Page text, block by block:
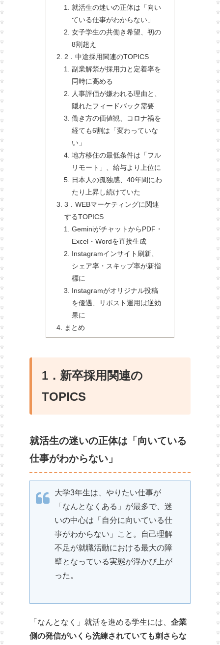
就活生の迷いの正体は「向い
ている仕事がわからない」
女子学生の共働き希望、初の
8割超え
2．中途採用関連のTOPICS
副業解禁が採用力と定着率を
同時に高める
人事評価が嫌われる理由と、
隠れたフィードバック需要
働き方の価値観、コロナ禍を
経ても6割は「変わっていな
い」
地方移住の最低条件は「フル
リモート」、給与より上位に
日本人の孤独感、40年間にわ
たり上昇し続けていた
3．WEBマーケティングに関連
するTOPICS
GeminiがチャットからPDF・
Excel・Wordを直接生成
Instagramインサイト刷新、
シェア率・スキップ率が新指
標に
Instagramがオリジナル投稿
を優遇、リポスト運用は逆効
果に
まとめ
1．新卒採用関連の
TOPICS
就活生の迷いの正体は「向いている
仕事がわからない」
大学3年生は、やりたい仕事が
「なんとなくある」が最多で、迷
いの中心は「自分に向いている仕
事がわからない」こと。自己理解
不足が就職活動における最大の障
壁となっている実態が浮かび上が
った。
「なんとなく」就活を進める学生には、 企業
側の発信がいくら洗練されていても刺さらな